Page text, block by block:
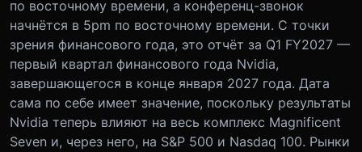
по восточному времени, а конференц-звонок
начнётся в 5pm по восточному времени. С точки
зрения финансового года, это отчёт за Q1 FY2027 —
первый квартал финансового года Nvidia,
завершающегося в конце января 2027 года. Дата
сама по себе имеет значение, поскольку результаты
Nvidia теперь влияют на весь комплекс Magnificent
Seven и, через него, на S&P 500 и Nasdaq 100. Рынки